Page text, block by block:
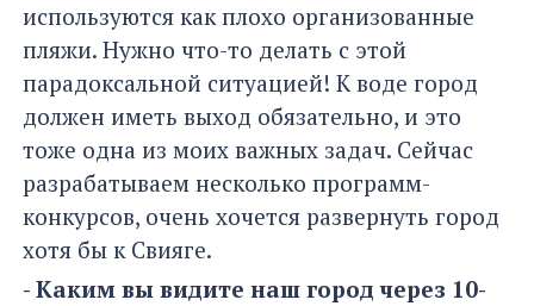
используются как плохо организованные
пляжи. Нужно что-то делать с этой
парадоксальной ситуацией! К воде город
должен иметь выход обязательно, и это
тоже одна из моих важных задач. Сейчас
разрабатываем несколько программ-
конкурсов, очень хочется развернуть город
хотя бы к Свияге.
- Каким вы видите наш город через 10-